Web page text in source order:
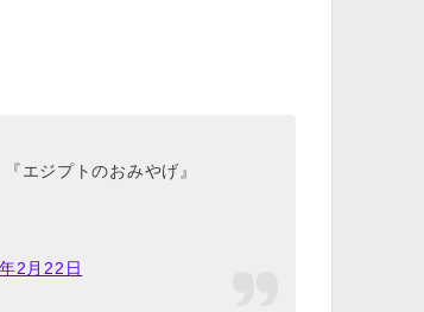
エジプトのおみやげ』
2月22日